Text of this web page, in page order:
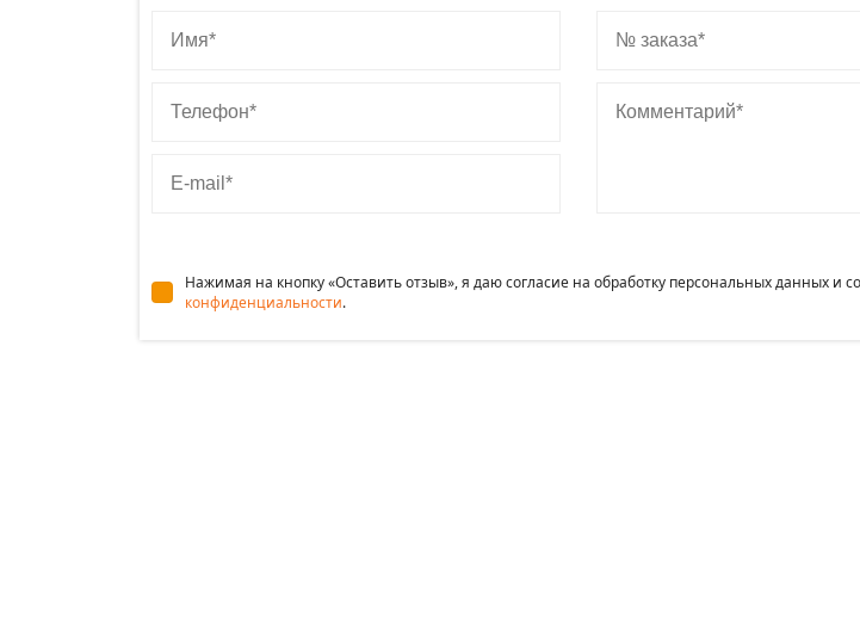
Нажимая на кнопку «Оставить отзыв», я даю согласие на обработку персональных данных и
конфиденциальности.